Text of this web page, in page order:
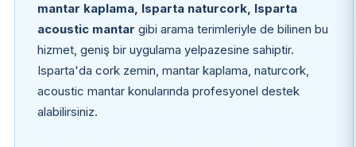
mantar kaplama, Isparta naturcork, Isparta
acoustic mantar gibi arama terimleriyle de bilinen bu
hizmet, geniş bir uygulama yelpazesine sahiptir.
Isparta'da cork zemin, mantar kaplama, naturcork,
acoustic mantar konularında profesyonel destek
alabilirsiniz.